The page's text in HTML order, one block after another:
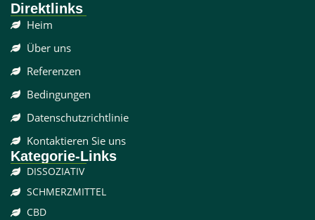
Direktlinks
Heim
Über uns
Referenzen
Bedingungen
Datenschutzrichtlinie
Kontaktieren Sie uns
Kategorie-Links
DISSOZIATIV
SCHMERZMITTEL
CBD